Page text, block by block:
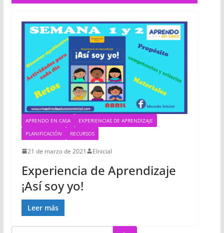
APRENDO EN CASA
EXPERIENCIAS DE APRENDIZAJE
PLANIFICACIÓN
RECURSOS
21 de marzo de 2021 EInicial
Experiencia de Aprendizaje
¡Así soy yo!
Leer más